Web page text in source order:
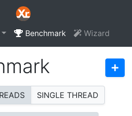
Benchmark Wizard
SINGLE THREAD